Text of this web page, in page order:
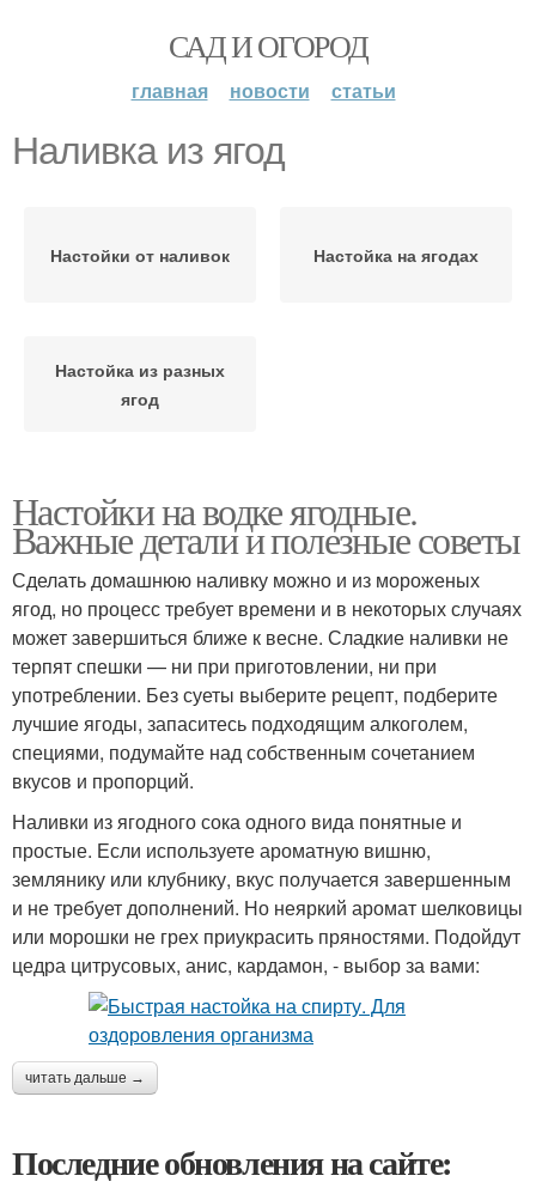
САД И ОГОРОД
главная новости статьи
Наливка из ягод
Настойки от наливок Настойка на ягодах
Настойка из разных
ягод
Настойки на водке ягодные.
Важные детали и полезные советы
Сделать домашнюю наливку можно и из мороженых
ягод, но процесс требует времени и в некоторых случаях
может завершиться ближе к весне. Сладкие наливки не
терпят спешки — ни при приготовлении, ни при
употреблении. Без суеты выберите рецепт, подберите
лучшие ягоды, запаситесь подходящим алкоголем,
специями, подумайте над собственным сочетанием
вкусов и пропорций.
Наливки из ягодного сока одного вида понятные и
простые. Если используете ароматную вишню,
землянику или клубнику, вкус получается завершенным
и не требует дополнений. Но неяркий аромат шелковицы
или морошки не грех приукрасить пряностями. Подойдут
цедра цитрусовых, анис, кардамон, - выбор за вами:
читать дальше →
Последние обновления на сайте: